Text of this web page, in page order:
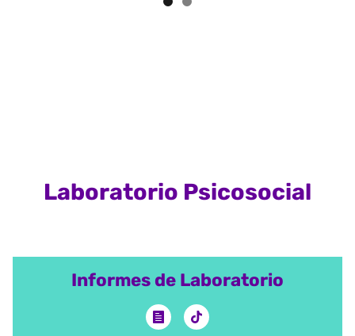
Laboratorio Psicosocial
Informes de Laboratorio